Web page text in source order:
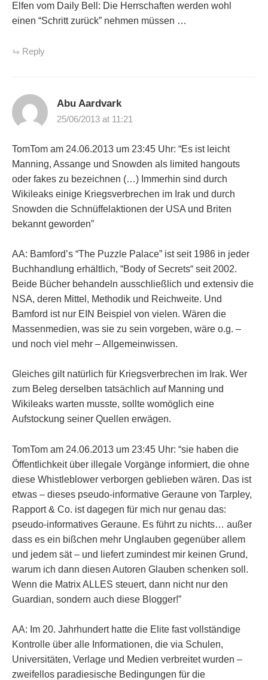
Elfen vom Daily Bell: Die Herrschaften werden wohl
einen “Schritt zurück” nehmen müssen …
Reply
Abu Aardvark
25/06/2013 at 11:21
TomTom am 24.06.2013 um 23:45 Uhr: “Es ist leicht
Manning, Assange und Snowden als limited hangouts
oder fakes zu bezeichnen (…) Immerhin sind durch
Wikileaks einige Kriegsverbrechen im Irak und durch
Snowden die Schnüffelaktionen der USA und Briten
bekannt geworden”
AA: Bamford’s “The Puzzle Palace” ist seit 1986 in jeder
Buchhandlung erhältlich, “Body of Secrets“ seit 2002.
Beide Bücher behandeln ausschließlich und extensiv die
NSA, deren Mittel, Methodik und Reichweite. Und
Bamford ist nur EIN Beispiel von vielen. Wären die
Massenmedien, was sie zu sein vorgeben, wäre o.g. –
und noch viel mehr – Allgemeinwissen.
Gleiches gilt natürlich für Kriegsverbrechen im Irak. Wer
zum Beleg derselben tatsächlich auf Manning und
Wikileaks warten musste, sollte womöglich eine
Aufstockung seiner Quellen erwägen.
TomTom am 24.06.2013 um 23:45 Uhr: “sie haben die
Öffentlichkeit über illegale Vorgänge informiert, die ohne
diese Whistleblower verborgen geblieben wären. Das ist
etwas – dieses pseudo-informative Geraune von Tarpley,
Rapport & Co. ist dagegen für mich nur genau das:
pseudo-informatives Geraune. Es führt zu nichts… außer
dass es ein bißchen mehr Unglauben gegenüber allem
und jedem sät – und liefert zumindest mir keinen Grund,
warum ich dann diesen Autoren Glauben schenken soll.
Wenn die Matrix ALLES steuert, dann nicht nur den
Guardian, sondern auch diese Blogger!”
AA: Im 20. Jahrhundert hatte die Elite fast vollständige
Kontrolle über alle Informationen, die via Schulen,
Universitäten, Verlage und Medien verbreitet wurden –
zweifellos paradiesische Bedingungen für die